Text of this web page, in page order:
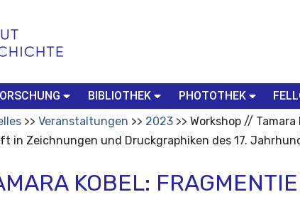
BIBLIOTHEK PHOTOTHEK
Veranstaltungen 2023
Workshop //
in Zeichnungen und Druckgraphiken des 17.
KOBEL: